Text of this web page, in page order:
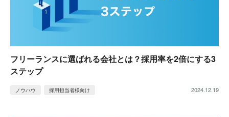
フリーランスに選ばれる会社とは？採用率を2倍にする3
ステップ
ノウハウ 採用担当者様向け 2024.12.19